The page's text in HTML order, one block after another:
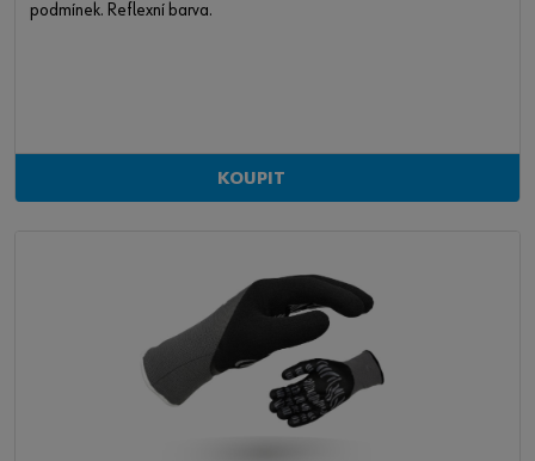
podmínek. Reflexní barva.
KOUPIT